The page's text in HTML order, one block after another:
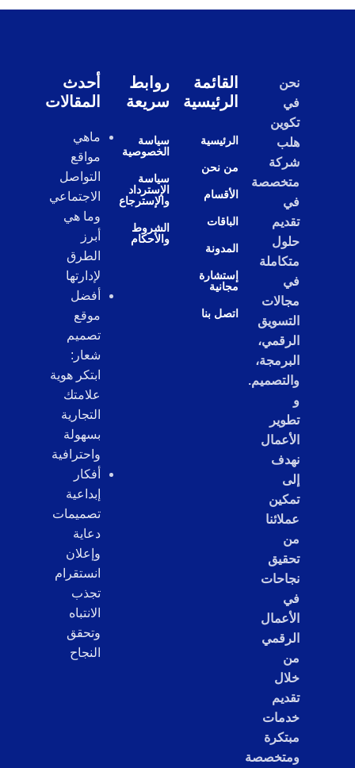
نحن
في
تكوين
هلب
شركة
متخصصة
في
تقديم
حلول
متكاملة
في
مجالات
التسويق
الرقمي،
البرمجة،
والتصميم.
و
تطوير
الأعمال
نهدف
إلى
تمكين
عملائنا
من
تحقيق
نجاحات
في
الأعمال
الرقمي
من
خلال
تقديم
خدمات
مبتكرة
ومتخصصة
القائمة
الرئيسية
الرئيسية
من نحن
الأقسام
الباقات
المدونة
إستشارة
مجانية
اتصل بنا
روابط
سريعة
سياسة
الخصوصية
سياسة
الإسترداد
والإسترجاع
الشروط
والأحكام
أحدث
المقالات
ماهي
مواقع
التواصل
الاجتماعي
وما هي
أبرز
الطرق
لإدارتها
أفضل
موقع
تصميم
شعار:
ابتكر هوية
علامتك
التجارية
بسهولة
واحترافية
أفكار
إبداعية
تصميمات
دعاية
وإعلان
انستقرام
تجذب
الانتباه
وتحقق
النجاح